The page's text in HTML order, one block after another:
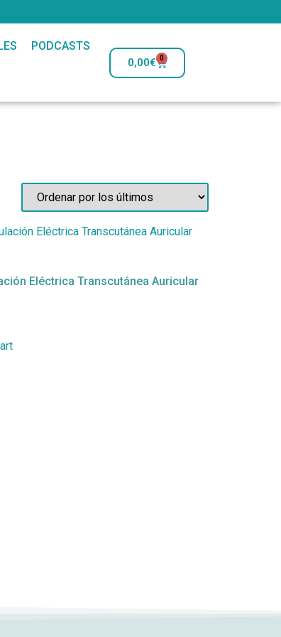
PODCASTS
0,00€ 0
Eléctrica Transcutánea Auricular